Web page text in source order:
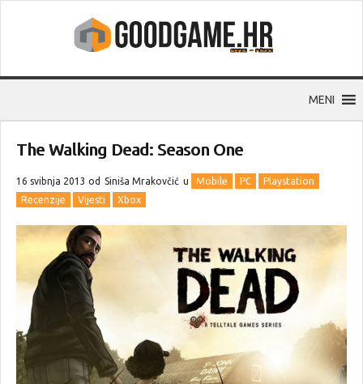
MENI
The Walking Dead: Season One
16 svibnja 2013 od Siniša Mrakovčić u Mobile PC
Playstation
Recenzije
Vijesti Xbox